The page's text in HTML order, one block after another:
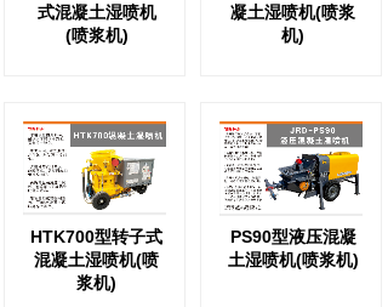
式混凝土湿喷机
(喷浆机)
凝土湿喷机(喷浆
机)
HTK700型转子式
混凝土湿喷机(喷
浆机)
PS90型液压混凝
土湿喷机(喷浆机)